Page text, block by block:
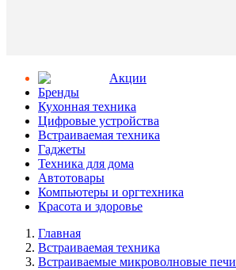
Aкции
Бренды
Кухонная техника
Цифровые устройства
Встраиваемая техника
Гаджеты
Техника для дома
Автотовары
Компьютеры и оргтехника
Красота и здоровье
Главная
Встраиваемая техника
Встраиваемые микроволновые печи